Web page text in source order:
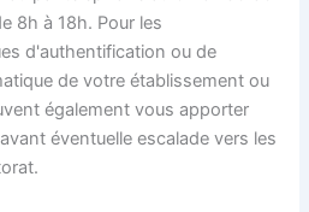
8h à 18h. Pour les
d'authentification ou de
de votre établissement ou
également vous apporter
éventuelle escalade vers les